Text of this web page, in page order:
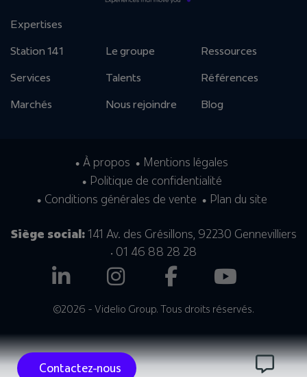
Expertises
Station 141
Services
Marchés
Le groupe
Talents
Nous rejoindre
Ressources
Références
Blog
À propos
Mentions légales
Politique de confidentialité
Conditions générales de vente
Plan du site
Siège social:141 Av. des Grésillons, 92230 Gennevilliers
• 01 46 88 28 28
©2026 - Videlio Group. Tous droits réservés.
Contactez-nous